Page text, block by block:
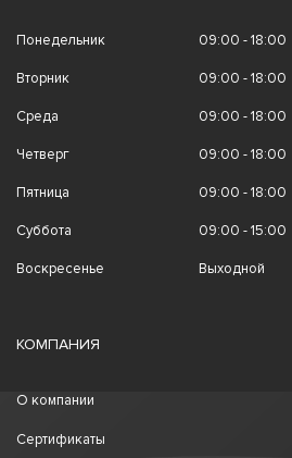
Понедельник 09:00 - 18:00
Вторник 09:00 - 18:00
Среда 09:00 - 18:00
Четверг 09:00 - 18:00
Пятница 09:00 - 18:00
Суббота 09:00 - 15:00
Воскресенье Выходной
КОМПАНИЯ
О компании
Сертификаты